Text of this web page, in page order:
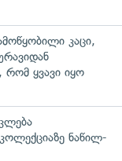
კაცი,
რომ ყვავი იყო
ნაწილ-